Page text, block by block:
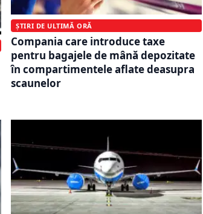
ȘTIRI DE ULTIMĂ ORĂ
Compania care introduce taxe
pentru bagajele de mână depozitate
în compartimentele aflate deasupra
scaunelor